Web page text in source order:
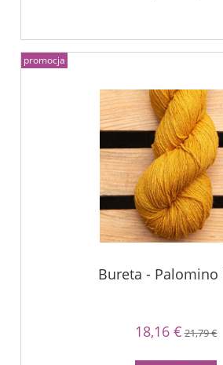
Bureta - Palomino
18,16 €21,79 €
promocja